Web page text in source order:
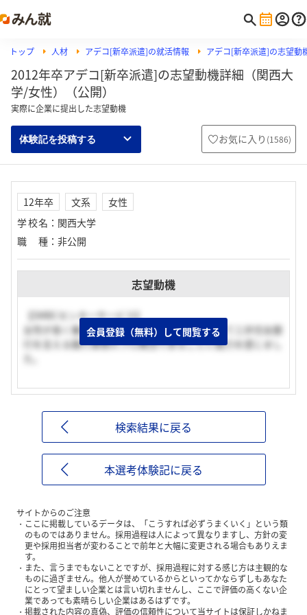
トップ 人材 アデコ[新卒派遣]の就活情報 アデコ[新卒派遣]の志望動
2012年卒アデコ[新卒派遣]の志望動機詳細（関西大
学/女性）（公開）
実際に企業に提出した志望動機
体験記を投稿する お気に入り (1586)
12年卒 文系
女性
学校名 ： 関西大学
職種 ： 非公開
志望動機
【SMBCセンターサービス】
女性が長く働き続けることができる環境、そして三井住友銀
行を支える銀行事務のプロ集団であることに魅力を感じまし
会員登録（無料）して閲覧する
検索結果に戻る
本選考体験記に戻る
サイトからのご注意
ここに掲載しているデータは、「こうすれば必ずうまくいく」という類
のものではありません。採用過程は人によって異なりますし、方針の変
更や採用担当者が変わることで前年と大幅に変更される場合もありえま
す。
また、言うまでもないことですが、採用過程に対する感じ方は主観的な
ものに過ぎません。他人が誉めているからといってかならずしもあなた
にとって望ましい企業とは言い切れませんし、ここで評価の高くない企
業であっても素晴らしい企業はあるはずです。
掲載された内容の真偽、評価の信頼性について当サイトは保証しかねま